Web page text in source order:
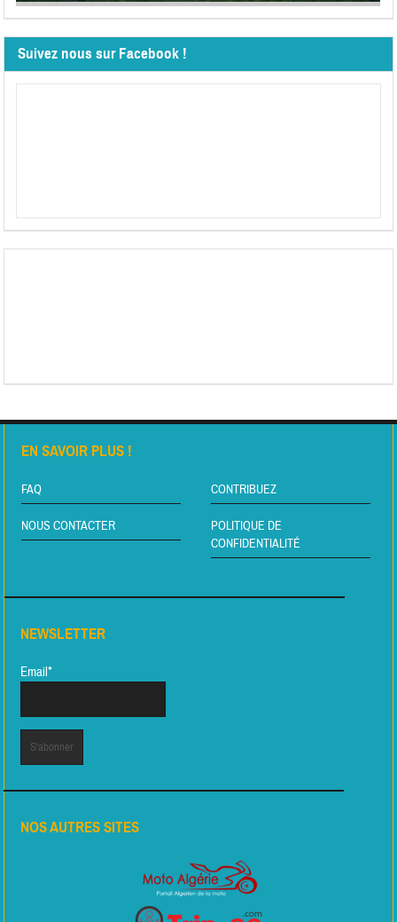
Suivez nous sur Facebook !
EN SAVOIR PLUS !
FAQ CONTRIBUEZ
NOUS CONTACTER
POLITIQUE DE
CONFIDENTIALITÉ
NEWSLETTER
Email*
NOS AUTRES SITES